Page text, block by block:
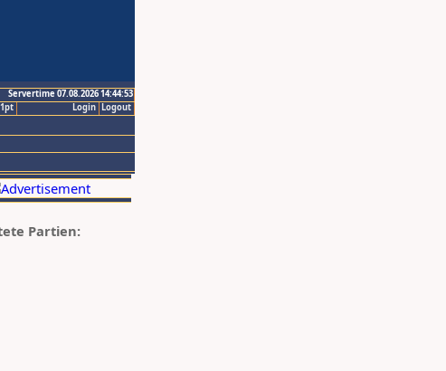
Servertime 07.08.2026 14:44:53
Logout
Login
Partien: